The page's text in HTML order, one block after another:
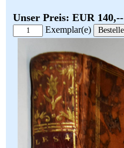
Unser Preis: EUR 140,--
Exemplar(e)